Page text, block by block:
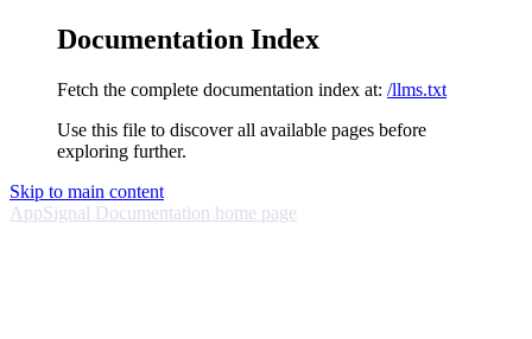
Documentation Index
Fetch the complete documentation index at: /llms.txt
Use this file to discover all available pages before
exploring further.
Skip to main content
AppSignal Documentation home page